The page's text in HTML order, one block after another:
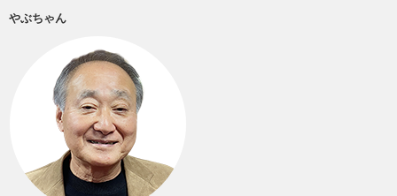
やぶちゃん